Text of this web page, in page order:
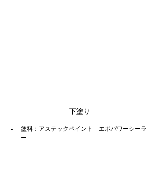
下塗り
塗料：アステックペイント　エポパワーシーラ
ー